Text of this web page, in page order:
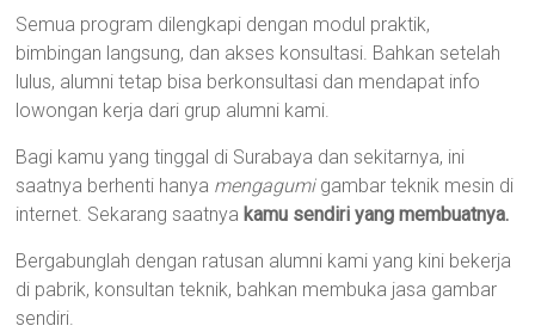
Semua program dilengkapi dengan modul praktik,
bimbingan langsung, dan akses konsultasi. Bahkan setelah
lulus, alumni tetap bisa berkonsultasi dan mendapat info
lowongan kerja dari grup alumni kami.
Bagi kamu yang tinggal di Surabaya dan sekitarnya, ini
saatnya berhenti hanya mengagumigambar teknik mesin di
internet. Sekarang saatnya kamu sendiri yang membuatnya.
Bergabunglah dengan ratusan alumni kami yang kini bekerja
di pabrik, konsultan teknik, bahkan membuka jasa gambar
sendiri.